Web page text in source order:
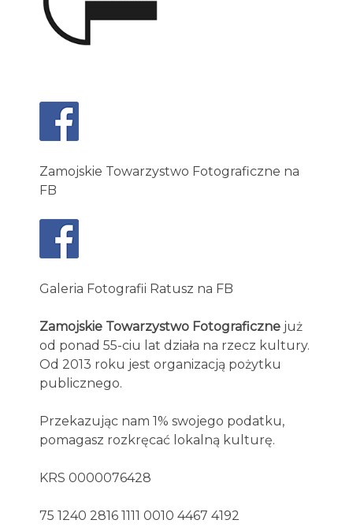
Zamojskie Towarzystwo Fotograficzne na
FB
Galeria Fotografii Ratusz na FB
Zamojskie Towarzystwo Fotograficzne już
od ponad 55-ciu lat działa na rzecz kultury.
Od 2013 roku jest organizacją pożytku
publicznego.
Przekazując nam 1% swojego podatku,
pomagasz rozkręcać lokalną kulturę.
KRS 0000076428
75 1240 2816 1111 0010 4467 4192